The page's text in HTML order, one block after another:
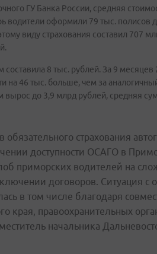
ГУ Банка России, средняя
водители оформили 79 тыс. полисов
виду страхования составил 707
8 тыс. рублей. За 9 месяцев
на 46 тыс. больше, чем за
до 3,9 млрд рублей, средняя
страхования
доступности ОСАГО в
приморских водителей на
договоров. Ситуация с
в том числе благодаря
края, правоохранительных
начальника